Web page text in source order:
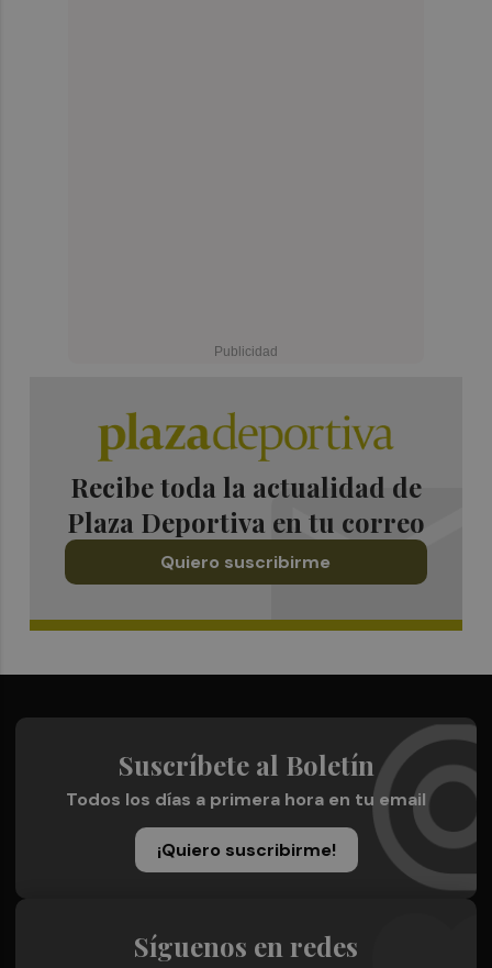
Recibe toda la actualidad de
Plaza Deportiva en tu correo
Quiero suscribirme
Suscríbete al Boletín
Todos los días a primera hora en tu email
¡Quiero suscribirme!
Síguenos en redes